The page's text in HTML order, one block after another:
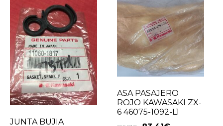
JUNTA BUJIA
ASA PASAJERO
ROJO KAWASAKI ZX-
6 46075-1092-L1